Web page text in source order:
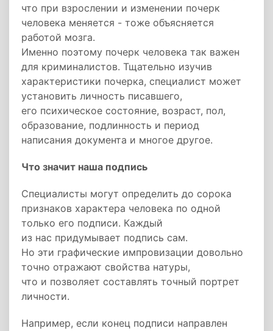
что при взрослении и изменении почерк
человека меняется - тоже объясняется
работой мозга.
Именно поэтому почерк человека так важен
для криминалистов. Тщательно изучив
характеристики почерка, специалист может
установить личность писавшего,
его психическое состояние, возраст, пол,
образование, подлинность и период
написания документа и многое другое.
Что значит наша подпись
Специалисты могут определить до сорока
признаков характера человека по одной
только его подписи. Каждый
из нас придумывает подпись сам.
Но эти графические импровизации довольно
точно отражают свойства натуры,
что и позволяет составлять точный портрет
личности.
Например, если конец подписи направлен